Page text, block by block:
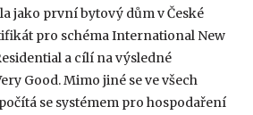
jako první bytový dům v České
pro schéma International New
a cílí na výsledné
Good. Mimo jiné se ve všech
se systémem pro hospodaření